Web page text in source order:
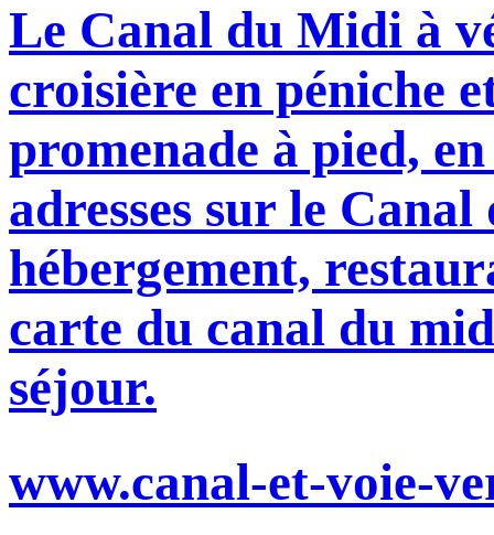
Le Canal du Midi à
croisière en péniche
promenade à pied,
adresses sur le
hébergement,
carte du canal du
séjour.
www.canal-et-voie-